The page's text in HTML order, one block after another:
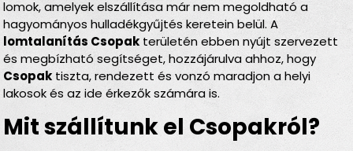
lomok, amelyek elszállítása már nem megoldható a
hagyományos hulladékgyűjtés keretein belül. A
lomtalanítás Csopak területén ebben nyújt szervezett
és megbízható segítséget, hozzájárulva ahhoz, hogy
Csopak tiszta, rendezett és vonzó maradjon a helyi
lakosok és az ide érkezők számára is.
Mit szállítunk el Csopakról?